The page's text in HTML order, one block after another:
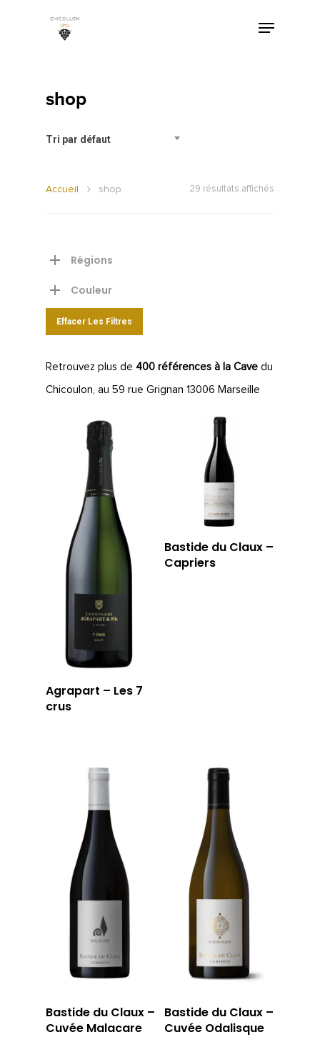
shop
Tri par défaut
29 résultats affichés
Accueil shop
Régions
Couleur
Effacer Les Filtres
Retrouvez plus de 400 références à la Cave du
Chicoulon, au 59 rue Grignan 13006 Marseille
Agrapart – Les 7
crus
Bastide du Claux –
Capriers
Bastide du Claux –
Cuvée Malacare
Bastide du Claux –
Cuvée Odalisque